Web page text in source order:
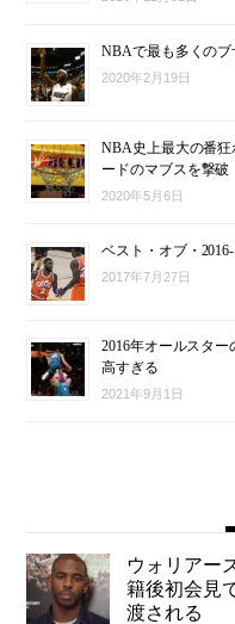
NBAで最も多くの
2020年2月19日
NBA史上最大の番狂
ードのマブスを撃破
2020年5月6日
ベスト・オブ・
2017年7月27日
2016年オールスタ
高すぎる
2021年9月1日
ウォリアー
籍後初会見
渡される